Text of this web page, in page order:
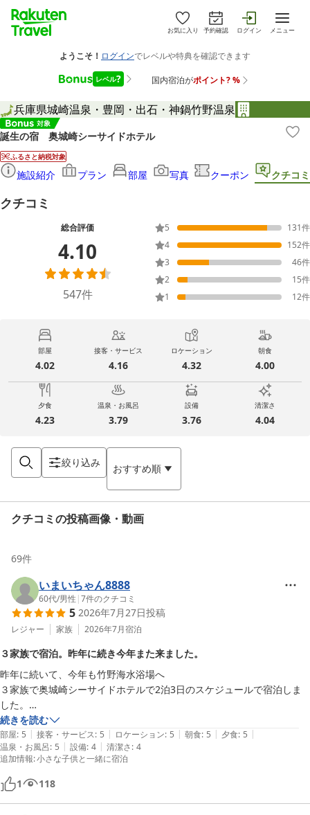
お気に入り 予約確認 ログイン メニュー
兵庫県城崎温泉・豊岡・出石・神鍋竹野温泉
誕生の宿 奥城崎シーサイドホテル
ふるさと納税対象
施設紹介 プラン 部屋 写真 クーポン クチコミ
クチコミ
総合評価
4.10
547件
5 131件
4
152件
3
46件
2
15件
1
12件
部屋
4.02
接客・サービス
4.16
ロケーション
4.32
朝食
4.00
夕食
4.23
温泉・お風呂
3.79
設備
3.76
清潔さ
4.04
絞り込み おすすめ順
クチコミの投稿画像・動画
69件
いまいちゃん8888
60代/男性 |7件のクチコミ
5 2026年7月27日投稿
レジャー 家族 2026年7月宿泊
３家族で宿泊。昨年に続き今年また来ました。
昨年に続いて、今年も竹野海水浴場へ
３家族で奥城崎シーサイドホテルで2泊3日のスケジュールで宿泊しま
した。
スタッフも非常によく、皆さん親切でした。
来年も計画予定です。
食事も大満足、海も綺麗で小さい子供も泳げます。今回孫たちは、1
歳　3歳　8歳　10歳ですが楽しめました。
続きを読む
部屋: 5 | 接客・サービス: 5 | ロケーション: 5 | 朝食: 5 | 夕食: 5 |
温泉・お風呂: 5 | 設備: 4 | 清潔さ: 4
追加情報:小さな子供と一緒に宿泊
1 118